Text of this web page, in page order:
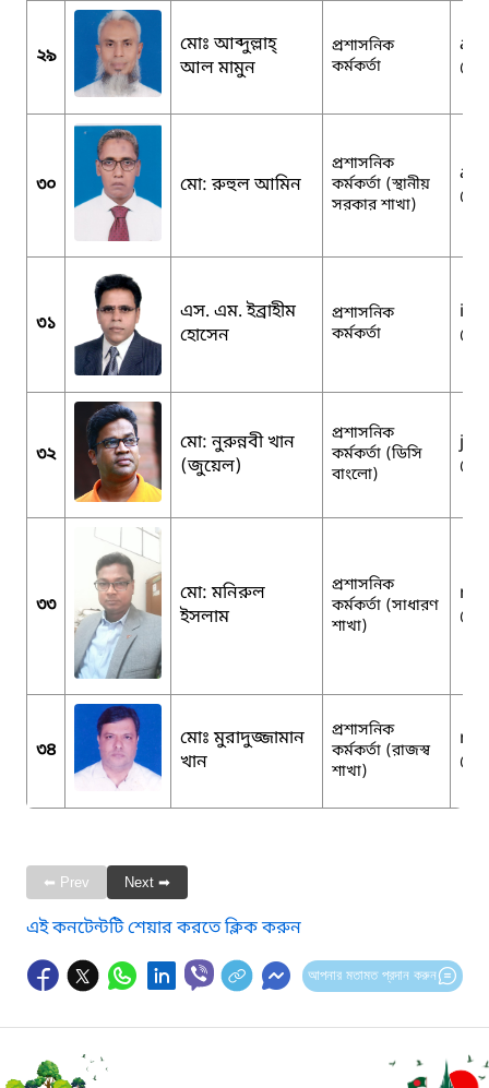
২৯
মোঃ আব্দুল্লাহ্
আল মামুন
প্রশাসনিক
কর্মকর্তা
৩০ মো: রুহুল আমিন
প্রশাসনিক
কর্মকর্তা (স্থানীয়
সরকার শাখা)
৩১
এস. এম. ইব্রাহীম
হোসেন
প্রশাসনিক
কর্মকর্তা
৩২
মো: নুরুন্নবী খান
(জুয়েল)
প্রশাসনিক
কর্মকর্তা (ডিসি
বাংলো)
৩৩
মো: মনিরুল
ইসলাম
প্রশাসনিক
কর্মকর্তা (সাধারণ
শাখা)
৩৪
মোঃ মুরাদুজ্জামান
খান
প্রশাসনিক
কর্মকর্তা (রাজস্ব
শাখা)
⬅ Prev Next ➡
এই কনটেন্টটি শেয়ার করতে ক্লিক করুন
আপনার মতামত প্রদান করুন